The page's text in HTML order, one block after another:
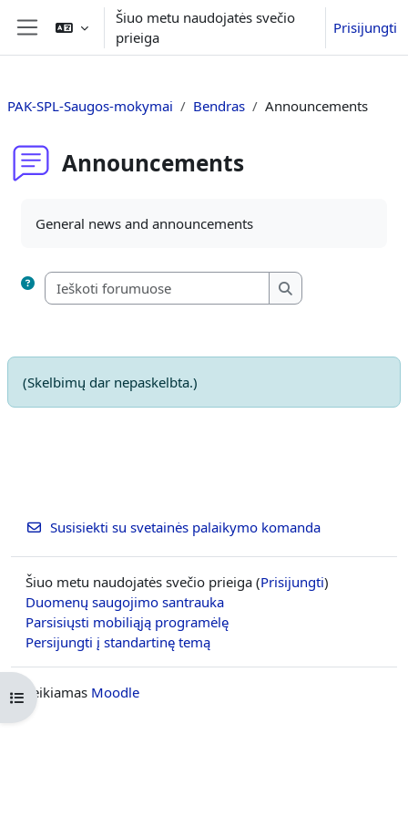
Pereiti į pagrindinį turinį
Šoninis skydelis
Šiuo metu naudojatės svečio
prieiga
Prisijungti
Atverti kurso rodyklę
PAK-SPL-Saugos-mokymai Bendras Announcements
Announcements
General news and announcements
Ieškoti forumuose
Ieškoti forumuose
(Skelbimų dar nepaskelbta.)
Susisiekti su svetainės palaikymo komanda
Šiuo metu naudojatės svečio prieiga (Prisijungti)
Duomenų saugojimo santrauka
Parsisiųsti mobiliąją programėlę
Persijungti į standartinę temą
Teikiamas Moodle